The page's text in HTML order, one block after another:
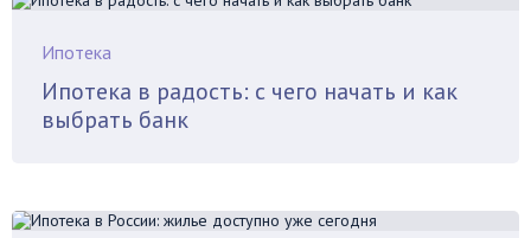
Ипотека
Ипотека в радость: с чего начать и как
выбрать банк